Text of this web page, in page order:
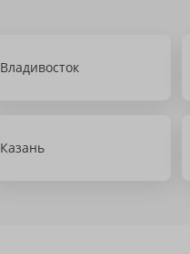
Владивосток
Казань